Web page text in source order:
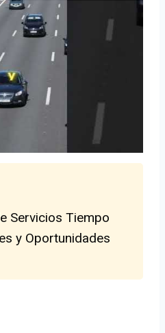
Servicios Tiempo
y Oportunidades